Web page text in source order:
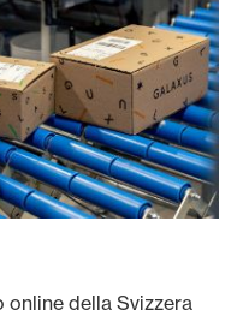
online della Svizzera